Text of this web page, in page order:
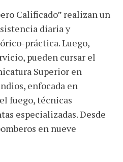
Calificado” realizan un
diaria y
práctica. Luego,
pueden cursar el
Superior en
enfocada en
fuego, técnicas
especializadas. Desde
en nueve